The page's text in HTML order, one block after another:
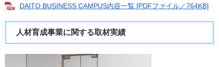
DAITO BUSINESS CAMPUS内容一覧 [PDFファイル／764KB]
人材育成事業に関する取材実績